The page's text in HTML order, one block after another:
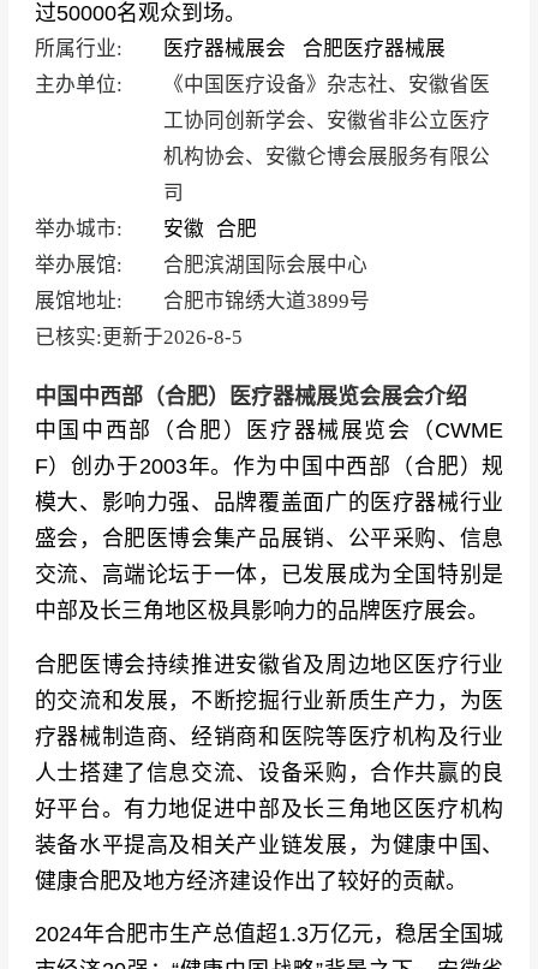
过50000名观众到场。
所属行业: 医疗器械展会
合肥医疗器械展
主办单位:
《中国医疗设备》杂志社、安徽省医
工协同创新学会、安徽省非公立医疗
机构协会、安徽仑博会展服务有限公
司
举办城市:
安徽 合肥
举办展馆:
合肥滨湖国际会展中心
展馆地址:
合肥市锦绣大道3899号
已核实:更新于2026-8-5
中国中西部（合肥）医疗器械展览会展会介绍
中国中西部（合肥）医疗器械展览会（CWME
F）创办于2003年。作为中国中西部（合肥）规
模大、影响力强、品牌覆盖面广的医疗器械行业
盛会，合肥医博会集产品展销、公平采购、信息
交流、高端论坛于一体，已发展成为全国特别是
中部及长三角地区极具影响力的品牌医疗展会。
合肥医博会持续推进安徽省及周边地区医疗行业
的交流和发展，不断挖掘行业新质生产力，为医
疗器械制造商、经销商和医院等医疗机构及行业
人士搭建了信息交流、设备采购，合作共赢的良
好平台。有力地促进中部及长三角地区医疗机构
装备水平提高及相关产业链发展，为健康中国、
健康合肥及地方经济建设作出了较好的贡献。
2024年合肥市生产总值超1.3万亿元，稳居全国城